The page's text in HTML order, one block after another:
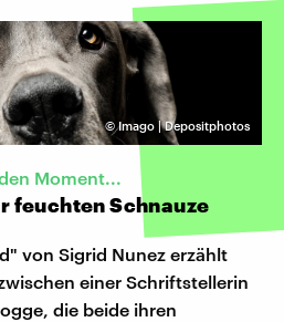
©Imago | Depositphotos
Moment...
feuchten Schnauze
von Sigrid Nunez erzählt
einer Schriftstellerin
die beide ihren